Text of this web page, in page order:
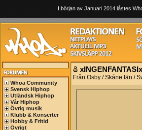
I början av Januari 2014 låstes
Whoa Community
Svensk Hiphop
Utländsk Hiphop
Vår Hiphop
Övrig musik
Klubb & Konserter
Hobby & Fritid
Övrigt
Från Osby / Skåne län /